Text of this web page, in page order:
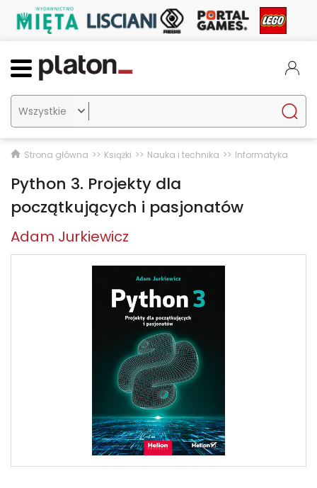

Strona główna Książki Nauka i technika Informatyka
Python 3. Projekty dla
początkujących i pasjonatów
Adam Jurkiewicz